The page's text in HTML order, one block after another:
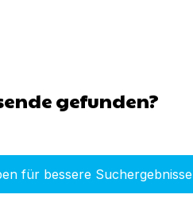
gefunden?
für bessere Suchergebnisse